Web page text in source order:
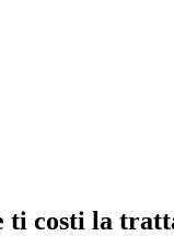
ti costi la